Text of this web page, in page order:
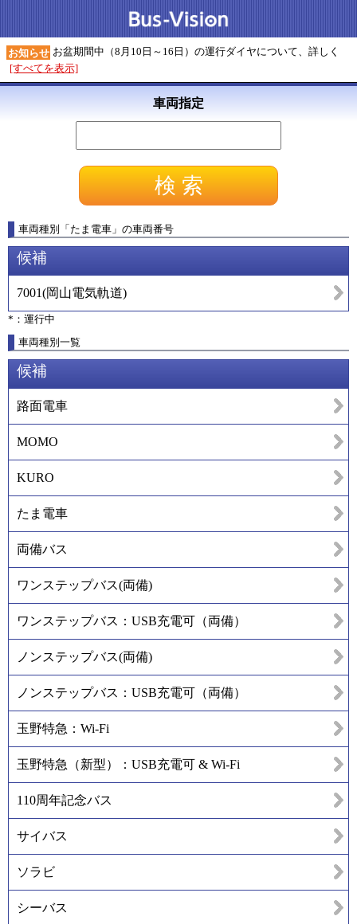
お知らせ お盆期間中（8月10日～16日）の運行ダイヤについて、詳しく
[すべてを表示]
車両指定
車両種別 「たま電車 」 の車両番号
候補
7001(岡山電気軌道)
*：運行中
車両種別一覧
候補
路面電車
MOMO
KURO
たま電車
両備バス
ワンステップバス(両備)
ワンステップバス：USB充電可（両備）
ノンステップバス(両備)
ノンステップバス：USB充電可（両備）
玉野特急：Wi-Fi
玉野特急（新型）：USB充電可 & Wi-Fi
110周年記念バス
サイバス
ソラビ
シーバス